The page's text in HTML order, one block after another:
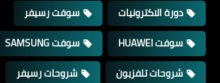
دورة الاكترونيات
سوفت رسيفر
سوفت HUAWEI
سوفت SAMSUNG
شروحات تلفزيون
شروحات رسيفر